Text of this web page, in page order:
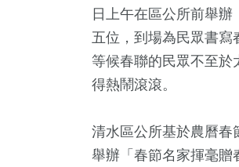
日上午在區公所前舉
五位，到場為民眾書寫
等候春聯的民眾不至於
得熱鬧滾滾。
清水區公所基於農曆春
舉辦「春節名家揮毫贈